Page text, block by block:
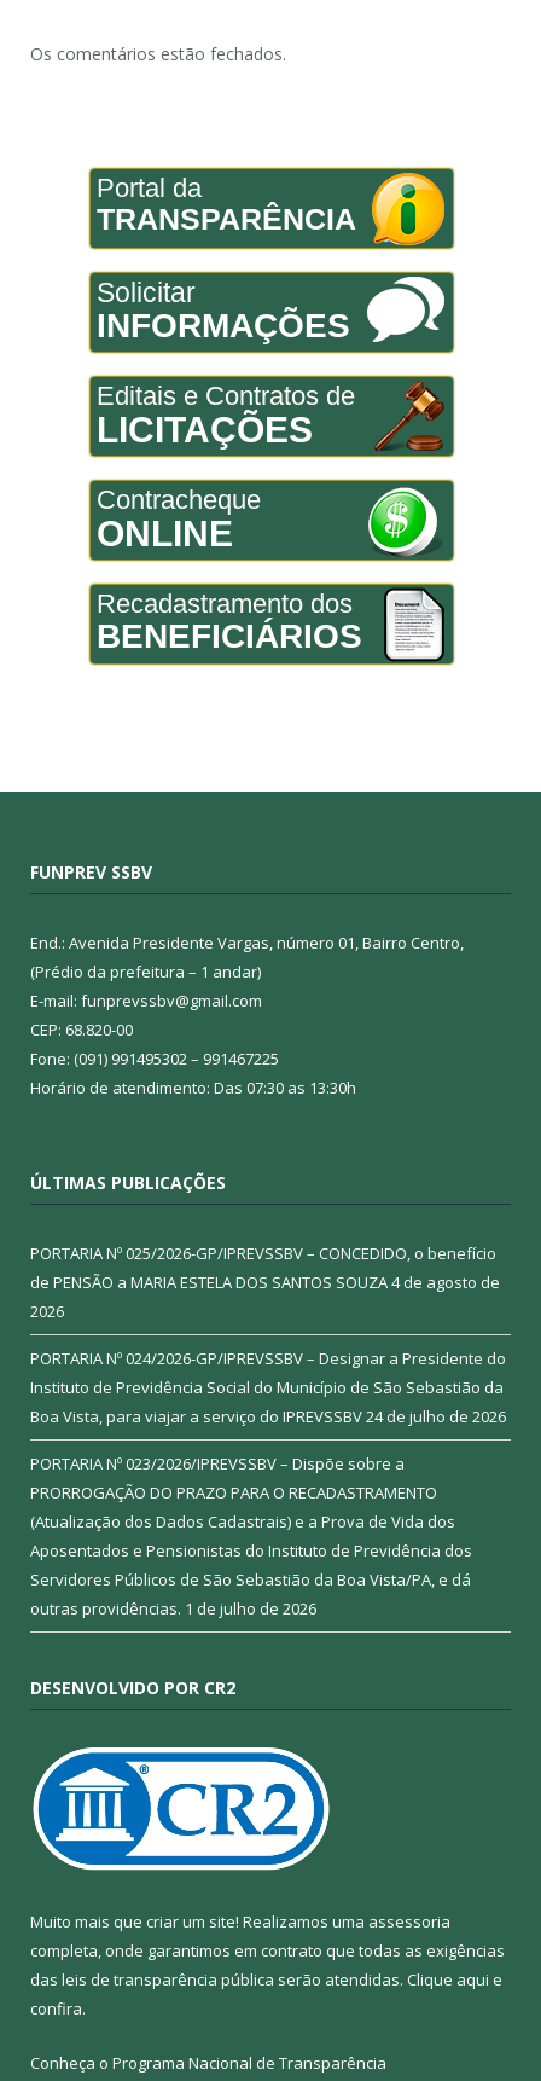
Os comentários estão fechados.
Portal da
TRANSPARÊNCIA
Solicitar
INFORMAÇÕES
Editais e Contratos de
LICITAÇÕES
Contracheque
ONLINE
Recadastramento dos
BENEFICIÁRIOS
FUNPREV SSBV
End.: Avenida Presidente Vargas, número 01, Bairro Centro,
(Prédio da prefeitura – 1 andar)
E-mail: funprevssbv@gmail.com
CEP: 68.820-00
Fone: (091) 991495302 – 991467225
Horário de atendimento: Das 07:30 as 13:30h
ÚLTIMAS PUBLICAÇÕES
PORTARIA Nº 025/2026-GP/IPREVSSBV – CONCEDIDO, o benefício
de PENSÃO a MARIA ESTELA DOS SANTOS SOUZA4 de agosto de
2026
PORTARIA Nº 024/2026-GP/IPREVSSBV – Designar a Presidente do
Instituto de Previdência Social do Município de São Sebastião da
Boa Vista, para viajar a serviço do IPREVSSBV24 de julho de 2026
PORTARIA Nº 023/2026/IPREVSSBV – Dispõe sobre a
PRORROGAÇÃO DO PRAZO PARA O RECADASTRAMENTO
(Atualização dos Dados Cadastrais) e a Prova de Vida dos
Aposentados e Pensionistas do Instituto de Previdência dos
Servidores Públicos de São Sebastião da Boa Vista/PA, e dá
outras providências. 1 de julho de 2026
DESENVOLVIDO POR CR2
Muito mais que criar um site! Realizamos uma assessoria
completa, onde garantimos em contrato que todas as exigências
das leis de transparência pública serão atendidas. Clique aqui e
confira.
Conheça o Programa Nacional de Transparência